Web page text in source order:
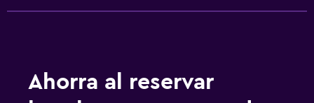
Ahorra al reservar